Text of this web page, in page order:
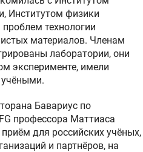
Институтом физики
технологии
материалов. Членам
лаборатории, они
эксперименте, имели
Бавариус по
профессора Маттиаса
для российских учёных,
и партнёров, на